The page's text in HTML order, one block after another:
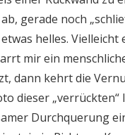
gerade noch
helles.
mir ein
dann kehrt die
dieser
Durchquerung